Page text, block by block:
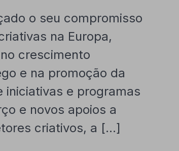
o seu compromisso
na Europa,
crescimento
e na promoção da
e programas
e novos apoios a
criativos, a […]